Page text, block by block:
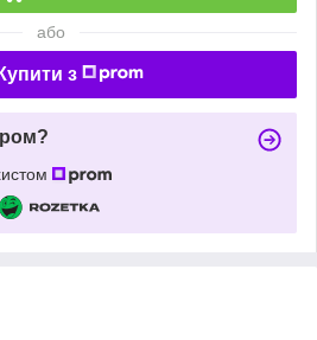
або
Купити з